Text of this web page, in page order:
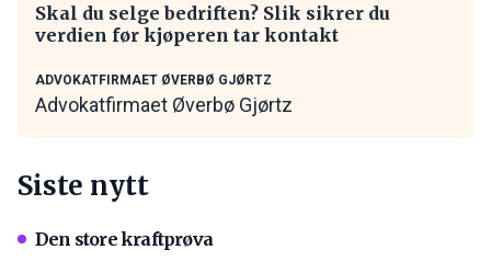
Skal du selge bedriften? Slik sikrer du
verdien før kjøperen tar kontakt
ADVOKATFIRMAET ØVERBØ GJØRTZ
Advokatfirmaet Øverbø Gjørtz
Siste nytt
Den store kraftprøva